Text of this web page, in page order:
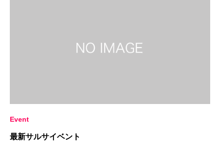
Event
最新サルサイベント